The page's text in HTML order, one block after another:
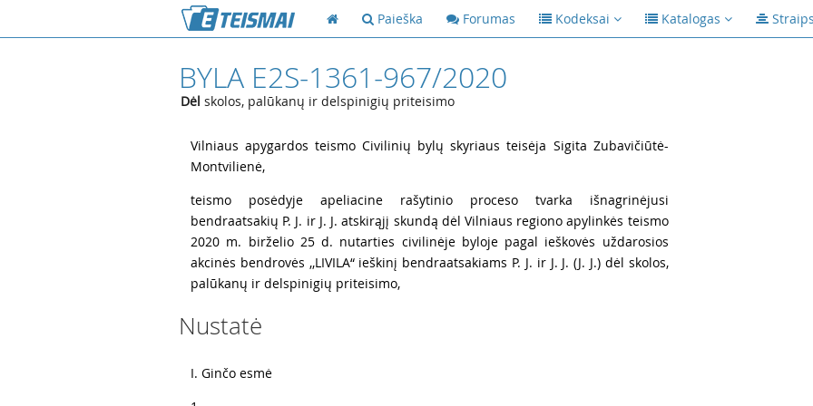
Paieška Forumas Kodeksai Katalogas
BYLA E2S-1361-967/2020
Dėl skolos, palūkanų ir delspinigių priteisimo
Vilniaus apygardos teismo Civilinių bylų skyriaus teisėja Sigita Zubavičiūtė-
Montvilienė,
teismo posėdyje apeliacine rašytinio proceso tvarka išnagrinėjusi
bendraatsakių P. J. ir J. J. atskirąjį skundą dėl Vilniaus regiono apylinkės teismo
2020 m. birželio 25 d. nutarties civilinėje byloje pagal ieškovės uždarosios
akcinės bendrovės ,,LIVILA“ ieškinį bendraatsakiams P. J. ir J. J. (J. J.) dėl skolos,
palūkanų ir delspinigių priteisimo,
Nustatė
I. Ginčo esmė